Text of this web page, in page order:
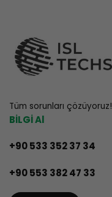
Tüm sorunları çözüyoruz!
BİLGİ Al
+90 533 352 37 34
+90 553 382 47 33